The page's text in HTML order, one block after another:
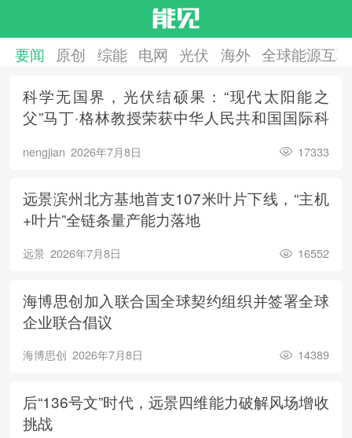
要闻 原创 综能 电网 光伏 海外 全球能源互
科学无国界，光伏结硕果：“现代太阳能之
父”马丁·格林教授荣获中华人民共和国国际科
nengjian 2026年7月8日 17333
远景滨州北方基地首支107米叶片下线，“主机
+叶片”全链条量产能力落地
远景 2026年7月8日 16552
海博思创加入联合国全球契约组织并签署全球
企业联合倡议
海博思创 2026年7月8日 14389
后“136号文”时代，远景四维能力破解风场增收
挑战